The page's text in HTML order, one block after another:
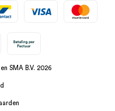
SMA B.V. 2026